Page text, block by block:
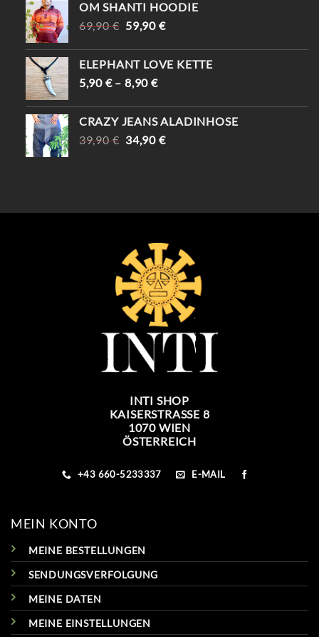
29,90 €24,90 €.
OM SHANTI HOODIE
69,90€ URSPRÜNGLICHER
69,90 €
59,90 €AKTUELLER
59,90 €.
ELEPHANT LOVE KETTE
5,90 €–8,90€
CRAZY JEANS ALADINHOSE
39,90€ URSPRÜNGLICHER
34,90 €AKTUELLER
INTI SHOP
KAISERSTRASSE 8
1070 WIEN
ÖSTERREICH
+43 660-5233337 E-MAIL
MEIN KONTO
MEINE BESTELLUNGEN
SENDUNGSVERFOLGUNG
MEINE DATEN
MEINE EINSTELLUNGEN